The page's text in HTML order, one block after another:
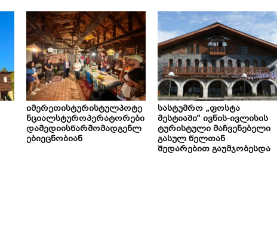
იმერეთისტურისტულპოტე
ნციალსტუროპერატორები
დამედიისწარმომადგენლ
ებიეცნობიან
სასტუმრო „ფოსტა
მესტიაში“ ივნის-ივლისის
ტურისტული მაჩვენებელი
გასულ წელთან
შედარებით გაუმჯობესდა